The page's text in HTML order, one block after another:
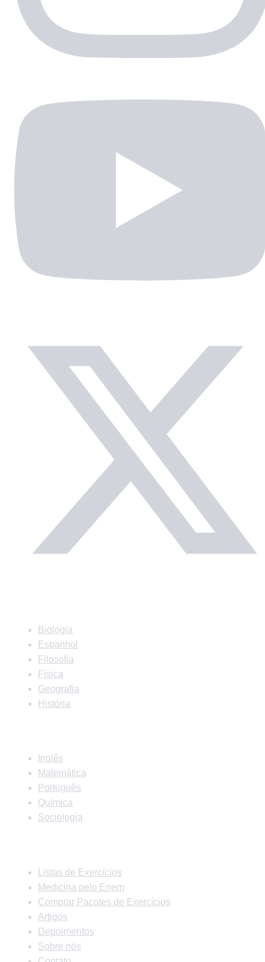
Biologia
Espanhol
Filosofia
Física
Geografia
História
Inglês
Matemática
Português
Química
Sociologia
Listas de Exercícios
Medicina pelo Enem
Comprar Pacotes de Exercícios
Artigos
Depoimentos
Sobre nós